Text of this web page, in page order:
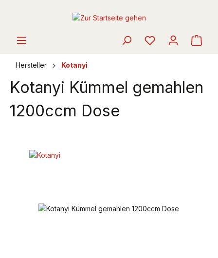
Hersteller Kotanyi
Kotanyi Kümmel gemahlen
1200ccm Dose
Bildergalerie überspringen